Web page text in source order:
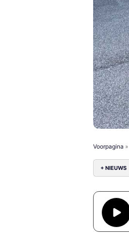
Voorpagina »
+ NIEUWS